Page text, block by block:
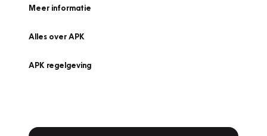
Meer informatie
Alles over APK
APK regelgeving